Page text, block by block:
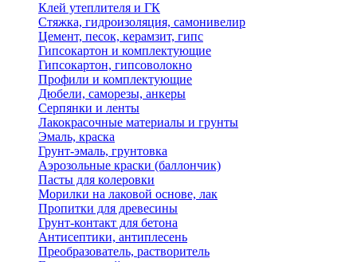
Клей утеплителя и ГК
Стяжка, гидроизоляция, самонивелир
Цемент, песок, керамзит, гипс
Гипсокартон и комплектующие
Гипсокартон, гипсоволокно
Профили и комплектующие
Дюбели, саморезы, анкеры
Серпянки и ленты
Лакокрасочные материалы и грунты
Эмаль, краска
Грунт-эмаль, грунтовка
Аэрозольные краски (баллончик)
Пасты для колеровки
Морилки на лаковой основе, лак
Пропитки для древесины
Грунт-контакт для бетона
Антисептики, антиплесень
Преобразователь, растворитель